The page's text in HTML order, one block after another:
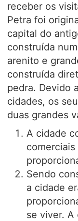
receber os
Petra foi
capital do
construída
arenito e
construída
pedra. Devido
cidades, os
duas grandes
A cidade
Sendo
a cidade
se viver. A